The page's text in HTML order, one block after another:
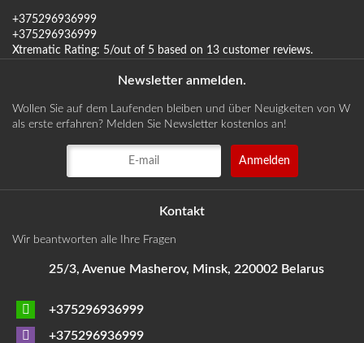
+375296936999
+375296936999
Xtrematic Rating: 5/out of 5 based on 13 customer reviews.
Newsletter anmelden.
Wollen Sie auf dem Laufenden bleiben und über Neuigkeiten von W
als erste erfahren? Melden Sie Newsletter kostenlos an!
Kontakt
Wir beantworten alle Ihre Fragen
25/3, Avenue Masherov, Minsk, 220002 Belarus
+375296936999
+375296936999